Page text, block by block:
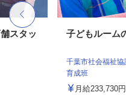
スタッ 子どもルーム
千葉市社会福祉
育成班
月給233,730